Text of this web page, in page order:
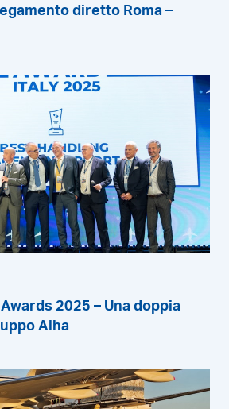
diretto Roma –
2025 – Una doppia
Alha